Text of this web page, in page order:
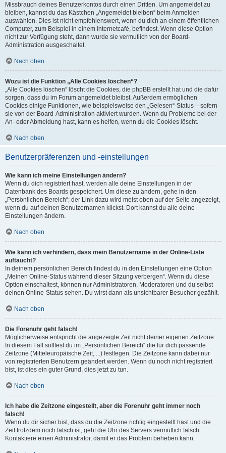
Missbrauch deines Benutzerkontos durch einen Dritten. Um angemeldet zu
bleiben, kannst du das Kästchen „Angemeldet bleiben“ beim Anmelden
auswählen. Dies ist nicht empfehlenswert, wenn du dich an einem öffentlichen
Computer, zum Beispiel in einem Internetcafé, befindest. Wenn diese Option
nicht zur Verfügung steht, dann wurde sie vermutlich von der Board-
Administration ausgeschaltet.
Nach oben
Wozu ist die Funktion „Alle Cookies löschen“?
„Alle Cookies löschen“ löscht die Cookies, die phpBB erstellt hat und die dafür
sorgen, dass du im Forum angemeldet bleibst. Außerdem ermöglichen
Cookies einige Funktionen, wie beispielsweise den „Gelesen“-Status – sofern
sie von der Board-Administration aktiviert wurden. Wenn du Probleme bei der
An- oder Abmeldung hast, kann es helfen, wenn du die Cookies löscht.
Nach oben
Benutzerpräferenzen und -einstellungen
Wie kann ich meine Einstellungen ändern?
Wenn du dich registriert hast, werden alle deine Einstellungen in der
Datenbank des Boards gespeichert. Um diese zu ändern, gehe in den
„Persönlichen Bereich“; der Link dazu wird meist oben auf der Seite angezeigt,
wenn du auf deinen Benutzernamen klickst. Dort kannst du alle deine
Einstellungen ändern.
Nach oben
Wie kann ich verhindern, dass mein Benutzername in der Online-Liste
auftaucht?
In deinem persönlichen Bereich findest du in den Einstellungen eine Option
„Meinen Online-Status während dieser Sitzung verbergen“. Wenn du diese
Option einschaltest, können nur Administratoren, Moderatoren und du selbst
deinen Online-Status sehen. Du wirst dann als unsichtbarer Besucher gezählt.
Nach oben
Die Forenuhr geht falsch!
Möglicherweise entspricht die angezeigte Zeit nicht deiner eigenen Zeitzone.
In diesem Fall solltest du im „Persönlichen Bereich“ die für dich passende
Zeitzone (Mitteleuropäische Zeit, ...) festlegen. Die Zeitzone kann dabei nur
von registrierten Benutzern geändert werden. Wenn du noch nicht registriert
bist, ist dies ein guter Grund, dies jetzt zu tun.
Nach oben
Ich habe die Zeitzone eingestellt, aber die Forenuhr geht immer noch
falsch!
Wenn du dir sicher bist, dass du die Zeitzone richtig eingestellt hast und die
Zeit trotzdem noch falsch ist, geht die Uhr des Servers vermutlich falsch.
Kontaktiere einen Administrator, damit er das Problem beheben kann.